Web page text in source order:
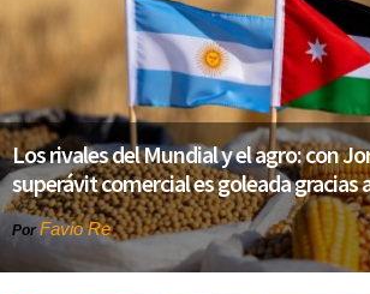
Los rivales del Mundial y el agro: con
superávit comercial es goleada gracias
Por Favio Re